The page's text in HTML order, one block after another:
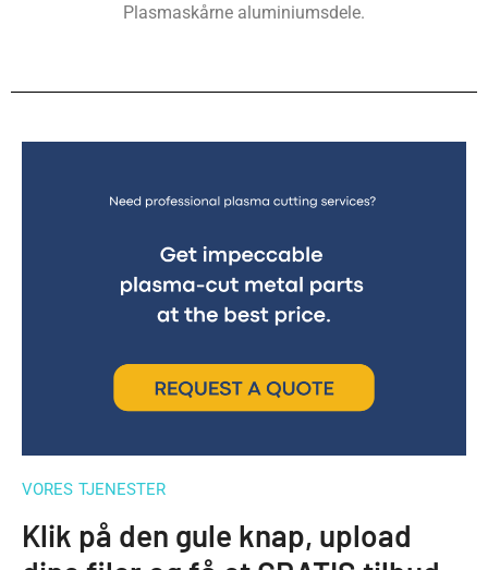
Plasmaskårne aluminiumsdele.
VORES TJENESTER
Klik på den gule knap, upload